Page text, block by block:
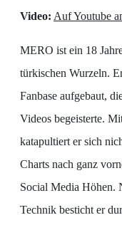
Video: Auf Youtube
MERO ist ein 18
türkischen Wurzeln.
Fanbase aufgebaut,
Videos begeisterte.
katapultiert er sich
Charts nach ganz
Social Media Höhen.
Technik besticht er